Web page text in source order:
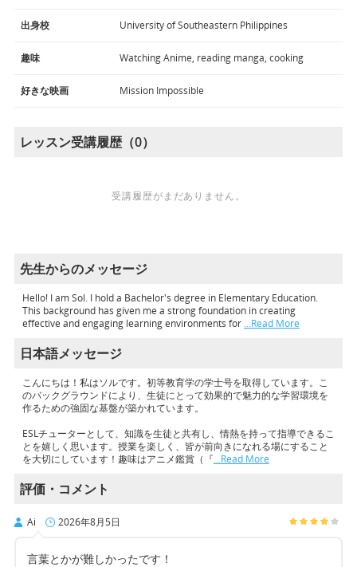
出身校 University of Southeastern Philippines
趣味 Watching Anime, reading manga, cooking
好きな映画 Mission Impossible
レッスン受講履歴（0）
受講履歴がまだありません。
先生からのメッセージ
Hello! I am Sol. I hold a Bachelor's degree in Elementary Education.
This background has given me a strong foundation in creating
effective and engaging learning environments for …Read More
日本語メッセージ
こんにちは！私はソルです。初等教育学の学士号を取得しています。こ
のバックグラウンドにより、生徒にとって効果的で魅力的な学習環境を
作るための強固な基盤が築かれています。
ESLチューターとして、知識を生徒と共有し、情熱を持って指導できるこ
とを嬉しく思います。授業を楽しく、皆が前向きになれる場にすること
を大切にしています！趣味はアニメ鑑賞（『…Read More
評価・コメント
Ai 2026年8月5日
言葉とかが難しかったです！